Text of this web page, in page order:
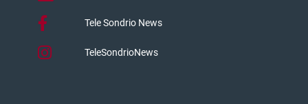
Tele Sondrio News
TeleSondrioNews